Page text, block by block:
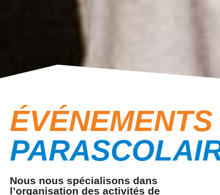
ÉVÉNEMENTS
Nous nous spécialisons dans
l’organisation des activités de